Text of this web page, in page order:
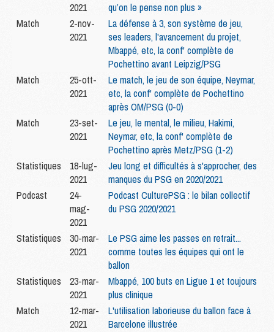
2021
qu’on le pense non plus »
Match
2-nov-
2021
La défense à 3, son système de jeu,
ses leaders, l'avancement du projet,
Mbappé, etc, la conf' complète de
Pochettino avant Leipzig/PSG
Match
25-ott-
2021
Le match, le jeu de son équipe, Neymar,
etc, la conf' complète de Pochettino
après OM/PSG (0-0)
Match
23-set-
2021
Le jeu, le mental, le milieu, Hakimi,
Neymar, etc, la conf' complète de
Pochettino après Metz/PSG (1-2)
Statistiques
18-lug-
2021
Jeu long et difficultés à s'approcher, des
manques du PSG en 2020/2021
Podcast
24-
mag-
2021
Podcast CulturePSG : le bilan collectif
du PSG 2020/2021
Statistiques
30-mar-
2021
Le PSG aime les passes en retrait...
comme toutes les équipes qui ont le
ballon
Statistiques
23-mar-
2021
Mbappé, 100 buts en Ligue 1 et toujours
plus clinique
Match
12-mar-
2021
L'utilisation laborieuse du ballon face à
Barcelone illustrée